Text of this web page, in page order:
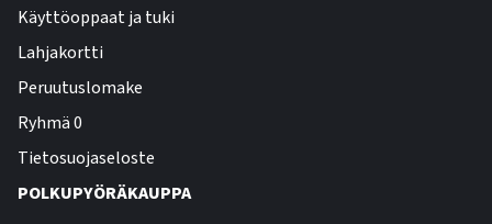
Käyttöoppaat ja tuki
Lahjakortti
Peruutuslomake
Ryhmä 0
Tietosuojaseloste
POLKUPYÖRÄKAUPPA